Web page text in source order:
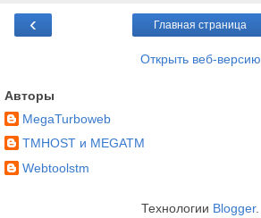
‹ Главная страница
Открыть веб-версию
Авторы
MegaTurboweb
TMHOST и MEGATM
Webtoolstm
Технологии Blogger.